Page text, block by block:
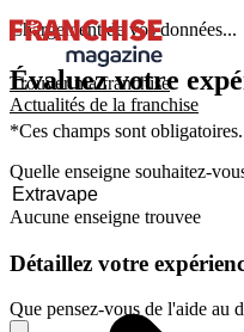
Trouver ma franchise
Actualités de la franchise
Chargement de vos données...
Évaluez votre
*Ces champs sont obligatoires.
Quelle enseigne souhaitez-
Aucune enseigne trouvee
Détaillez votre
Que pensez-vous de l'aide au